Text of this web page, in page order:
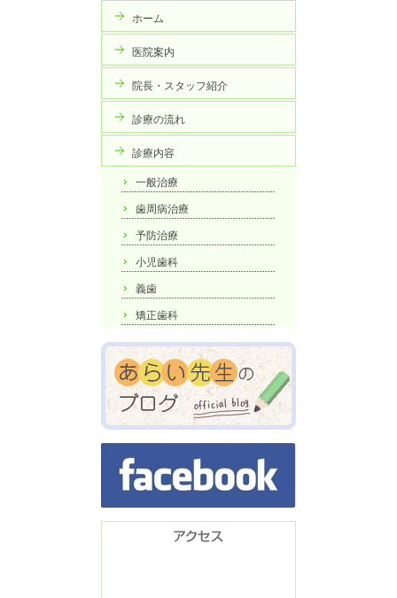
ホーム
医院案内
院長・スタッフ紹介
診療の流れ
診療内容
一般治療
歯周病治療
予防治療
小児歯科
義歯
矯正歯科